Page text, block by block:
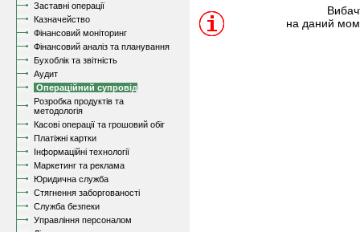
Заставні операції
Казначейство
Фінансовий моніторинг
Фінансовий аналіз та планування
Бухоблік та звітність
Аудит
Операційний супровід
Розробка продуктів та
методологія
Касові операції та грошовий обіг
Платіжні картки
Інформаційні технології
Маркетинг та реклама
Юридична служба
Стягнення заборгованості
Служба безпеки
Управління персоналом
на даний